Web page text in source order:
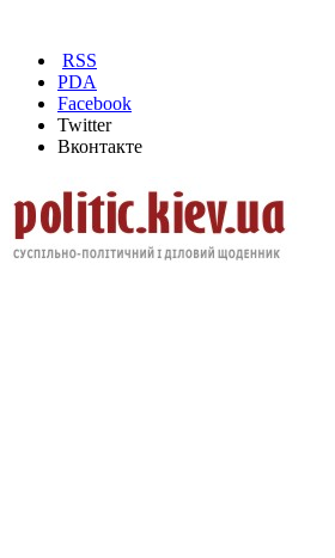
RSS
PDA
Facebook
Twitter
Вконтакте